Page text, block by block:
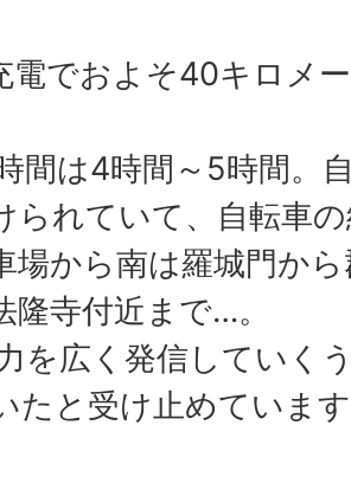
電でおよそ40キロメ
間は4時間～5時間。
られていて、自転車
場から南は羅城門か
隆寺付近まで…。
を広く発信していく
たと受け止めていま